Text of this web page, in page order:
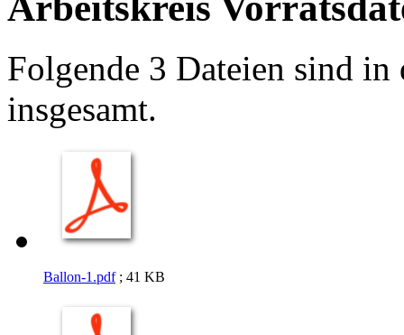
Folgende 3 Dateien sind
insgesamt.
Ballon-1.pdf; 41 KB